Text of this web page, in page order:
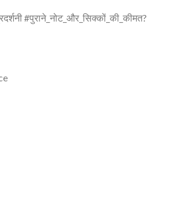
#पुराने_नोट_और_सिक्कों_की_कीमत?